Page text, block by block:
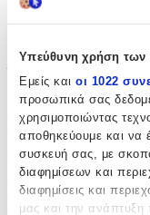
Υπεύθυνη χρήση των
Εμείς και οι 1022
προσωπικά σας
χρησιμοποιώντας
αποθηκεύουμε και να
συσκευή σας, με
διαφημίσεων και
διαφημίσεις και
μας και την ανάπτυξη
Περιγραφή
Με λίγα λόγια...
Μια ξεχωριστή
ελεφαντάκι που
διαχρονικός και
φινέτσα, ενώ η
υψηλή ποιότητα και
προσφέρει μια
γλυκές αναμνήσεις